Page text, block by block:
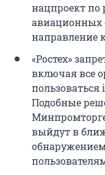
нацпроект по
авиационных
направление
«Ростех»
включая все
пользоваться
Подобные
выйдут в